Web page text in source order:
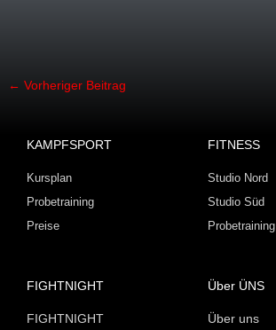
← Vorheriger Beitrag
KAMPFSPORT
Kursplan
Probetraining
Preise
FITNESS
Studio Nord
Studio Süd
Probetraining
FIGHTNIGHT
FIGHTNIGHT
Über ÜNS
Über uns